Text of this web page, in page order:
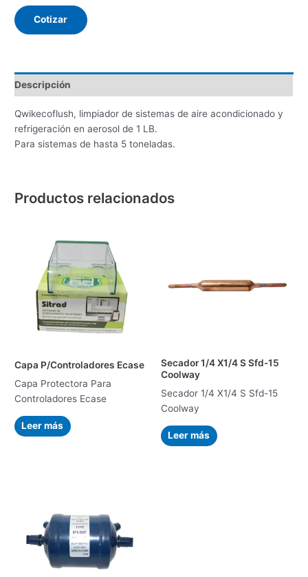
Cotizar
Descripción
Qwikecoflush, limpiador de sistemas de aire acondicionado y
refrigeración en aerosol de 1 LB.
Para sistemas de hasta 5 toneladas.
Productos relacionados
Capa P/Controladores Ecase
Capa Protectora Para
Controladores Ecase
Leer más
Secador 1/4 X1/4 S Sfd-15
Coolway
Secador 1/4 X1/4 S Sfd-15
Coolway
Leer más